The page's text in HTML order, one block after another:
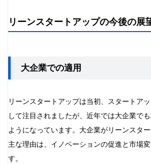
リーンスタートアップの今後の展
大企業での適用
リーンスタートアップは当初、スタートア
して注目されましたが、近年では大企業で
ようになっています。大企業がリーンスタ
主な理由は、イノベーションの促進と市場
す。